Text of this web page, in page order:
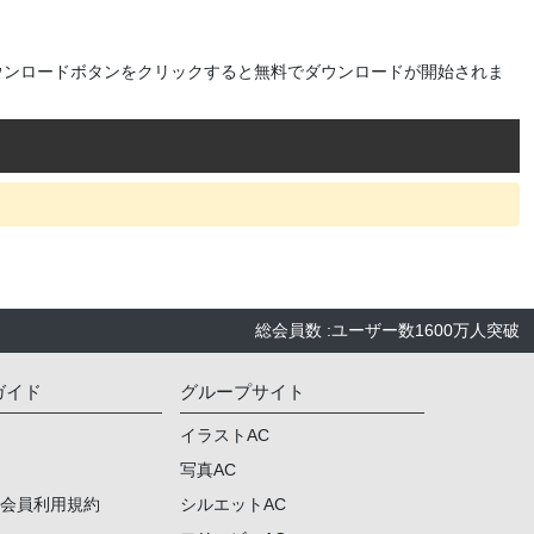
ロードボタンをクリックすると無料でダウンロードが開始されま
総会員数 :ユーザー数1600万人 突破
イド
員利用規約
グループサイト
イラストAC
写真AC
シルエットAC